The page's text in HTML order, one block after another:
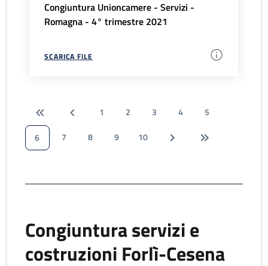
Congiuntura Unioncamere - Servizi -
Romagna - 4° trimestre 2021
SCARICA FILE
1 2 3 4
5
6
7 8 9 10
Congiuntura servizi e
costruzioni Forlì-Cesena